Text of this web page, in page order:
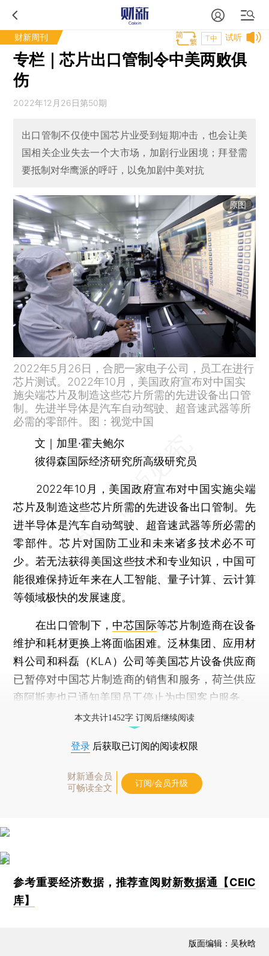
财新周刊 试听
T中
专栏｜芯片出口管制令中美两败俱
伤
2022年12月26日第50期
出口管制不仅使中国芯片业受到短期冲击，也会让美
国相关企业失去一个大市场，加剧行业困境；拜登需
要抵制对华鹰派的呼吁，以免加剧中美对抗
原图
2022年5月26日，合肥一家电子公司，员工在进行
芯片测试。2022年10月，美国政府宣布对中国实
施尖端芯片及制造这些芯片所需的先进设备出口管
制。先进半导体是汽车自动驾驶、超音速武器等所
必需的零部件。图：视觉中国
文｜加里·霍夫鲍尔
彼得森国际经济研究所高级研究员
2022年10月，美国政府宣布对中国实施尖端
芯片及制造这些芯片所需的先进设备出口管制。先
进半导体是汽车自动驾驶、超音速武器等所必需的
零部件。芯片对国防工业和未来诸多技术必不可
少。若无法获得美国这些技术和专业知识，中国可
能很难保持近年来在人工智能、量子计算、云计算
等领域极快的发展速度。
在出口管制下， 中芯国际等芯片制造商在设备
维护和耗材更换上将面临困难。泛林集团、应用材
料公司和科磊（KLA）公司等美国芯片设备供应商
已暂停对中国芯片制造商的销售和服务，荷兰供应
商阿斯麦也已通知美国员工停止为中国客户服务。
本文共计1452字 订阅后继续阅读
登录 后获取已订阅的阅读权限
财新通会员
可畅读全文
订阅/会员升级
参考重要经济数据，推荐查阅财新数据通【CEIC
库】
版面编辑：吴秋晗